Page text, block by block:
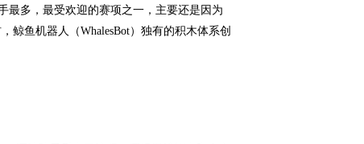
最多，最受欢迎的赛项之一，主要还是因为
鲸鱼机器人（WhalesBot）独有的积木体系创